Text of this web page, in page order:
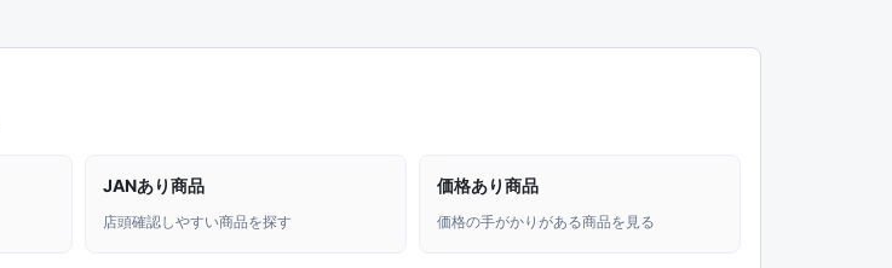
JANあり商品
店頭確認しやすい商品を探す
価格あり商品
価格の手がかりがある商品を見る